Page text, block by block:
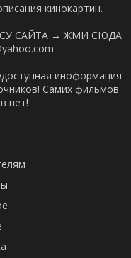
кинокартин.
САЙТА → ЖМИ СЮДА
иноформация
Самих фильмов
нет!